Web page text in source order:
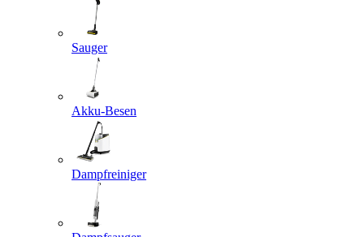
Sauger
Akku-Besen
Dampfreiniger